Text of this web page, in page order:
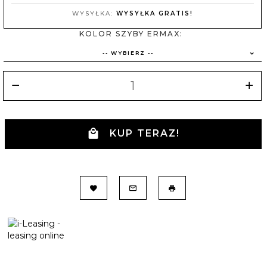
WYSYŁKA: WYSYŁKA GRATIS!
KOLOR SZYBY ERMAX:
-- WYBIERZ --
KUP TERAZ!